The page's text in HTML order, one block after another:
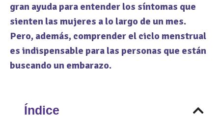
gran ayuda para entender los síntomas que
sienten las mujeres a lo largo de un mes.
Pero, además, comprender el ciclo menstrual
es indispensable para las personas que están
buscando un embarazo.
Índice